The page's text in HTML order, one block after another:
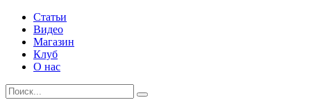
Статьи
Видео
Магазин
Клуб
О нас